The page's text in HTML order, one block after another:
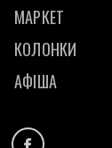
МАРКЕТ
КОЛОНКИ
АФІША